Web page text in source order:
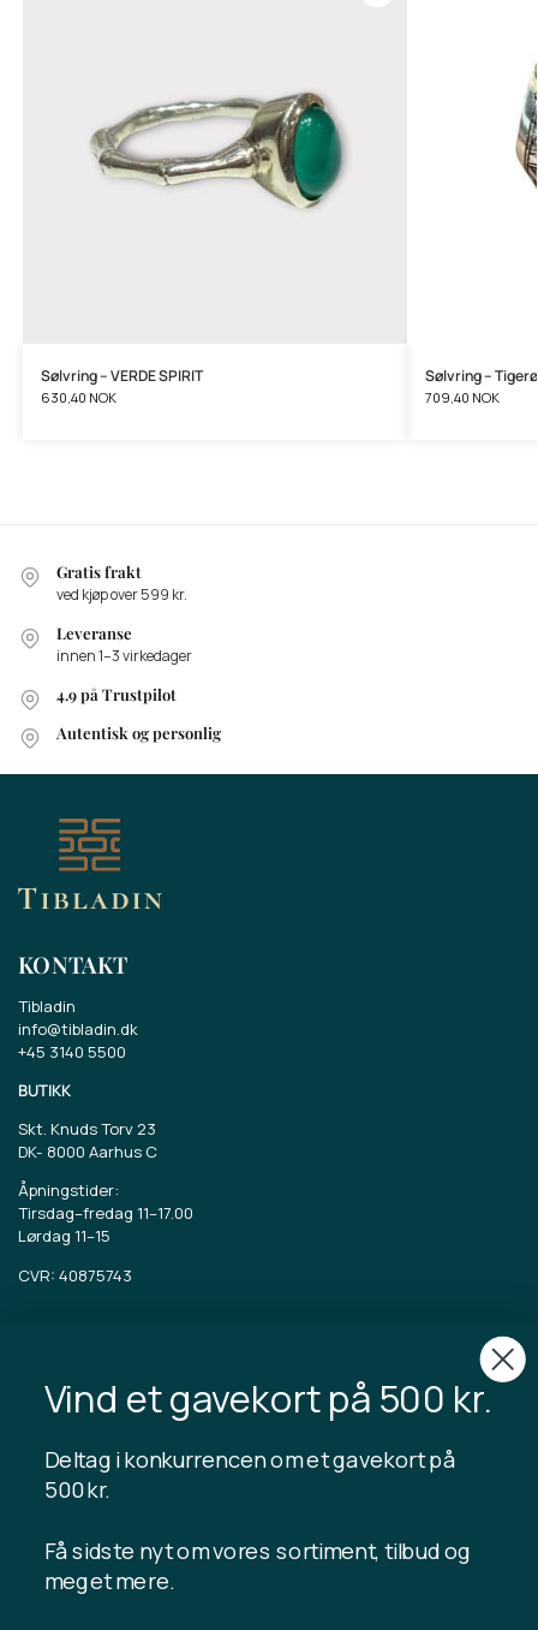
Sølvring – VERDE SPIRIT
630,40 NOK
Sølvring –
709,40 NOK
Gratis frakt
ved kjøp over 599 kr.
Leveranse
innen 1–3 virkedager
4.9 på Trustpilot
Autentisk og personlig
KONTAKT
Tibladin
info@tibladin.dk
+45 3140 5500
BUTIKK
Skt. Knuds Torv 23
DK- 8000 Aarhus C
Åpningstider:
Tirsdag–fredag 11–17.00
Lørdag 11–15
CVR: 40875743
Om Tibladin
Blogg
Bærekraftig produksjon
Registrer kundeklubb
Kontakt oss
INFORMASJON
Vind et gavekort på 500 kr.
Deltag i konkurrencen om et gavekort på
500 kr.
Få sidste nyt om vores sortiment, tilbud og
meget mere.